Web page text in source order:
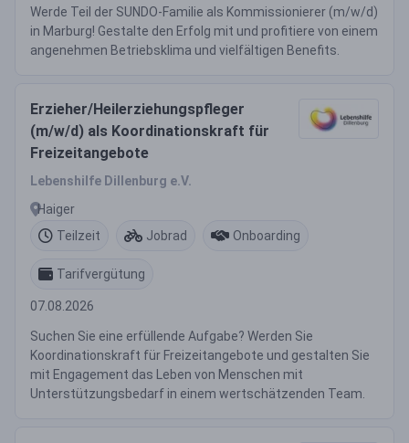
Werde Teil der SUNDO-Familie als Kommissionierer (m/w/d)
in Marburg! Gestalte den Erfolg mit und profitiere von einem
angenehmen Betriebsklima und vielfältigen Benefits.
Erzieher/Heilerziehungspfleger
(m/w/d) als Koordinationskraft für
Freizeitangebote
Lebenshilfe Dillenburg e.V.
Haiger
Teilzeit
Jobrad Onboarding
Tarifvergütung
07.08.2026
Suchen Sie eine erfüllende Aufgabe? Werden Sie
Koordinationskraft für Freizeitangebote und gestalten Sie
mit Engagement das Leben von Menschen mit
Unterstützungsbedarf in einem wertschätzenden Team.